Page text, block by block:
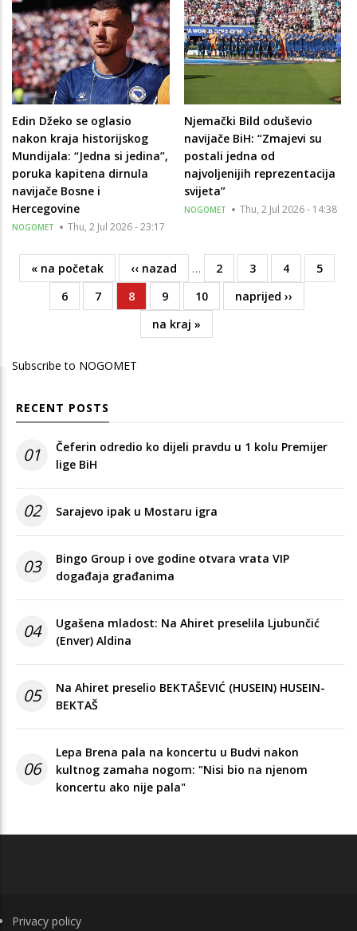
Edin Džeko se oglasio
nakon kraja historijskog
Mundijala: “Jedna si jedina”,
poruka kapitena dirnula
navijače Bosne i
Hercegovine
NOGOMET Thu, 2 Jul 2026 - 23:17
Njemački Bild oduševio
navijače BiH: “Zmajevi su
postali jedna od
najvoljenijih reprezentacija
svijeta”
NOGOMET Thu, 2 Jul 2026 - 14:38
Pagination
First
page
« na početak
Previous
page
‹‹ nazad … Page
2 Page
3 Page
4 Page
5
Page
6 Page
7
Current
page
8 Page
9 Page
10
Next
page
naprijed ››
Last
page
na kraj »
Subscribe to NOGOMET
RECENT POSTS
01
Čeferin odredio ko dijeli pravdu u 1 kolu Premijer
lige BiH
02 Sarajevo ipak u Mostaru igra
03
Bingo Group i ove godine otvara vrata VIP
događaja građanima
04
Ugašena mladost: Na Ahiret preselila Ljubunčić
(Enver) Aldina
05
Na Ahiret preselio BEKTAŠEVIĆ (HUSEIN) HUSEIN-
BEKTAŠ
06
Lepa Brena pala na koncertu u Budvi nakon
kultnog zamaha nogom: "Nisi bio na njenom
koncertu ako nije pala"
FOOTER
Privacy policy